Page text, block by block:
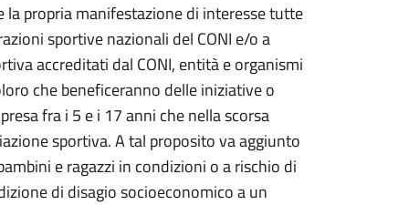
propria manifestazione di interesse tutte
sportive nazionali del CONI e/o a
accreditati dal CONI, entità e organismi
che beneficeranno delle iniziative o
fra i 5 e i 17 anni che nella scorsa
sportiva. A tal proposito va aggiunto
e ragazzi in condizioni o a rischio di
di disagio socioeconomico a un